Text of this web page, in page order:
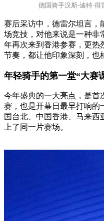
德国骑手汉斯-迪特·
赛后采访中，德雷尔坦言，
场竞技，对他来说是一种非
年再次来到香港参赛，更热
节奏，都让他印象深刻，也
年轻骑手的第一堂“大赛
今年盛典的一大亮点，是首
赛，也是开幕日最早打响的
国台北、中国香港、马来
上了同一片赛场。